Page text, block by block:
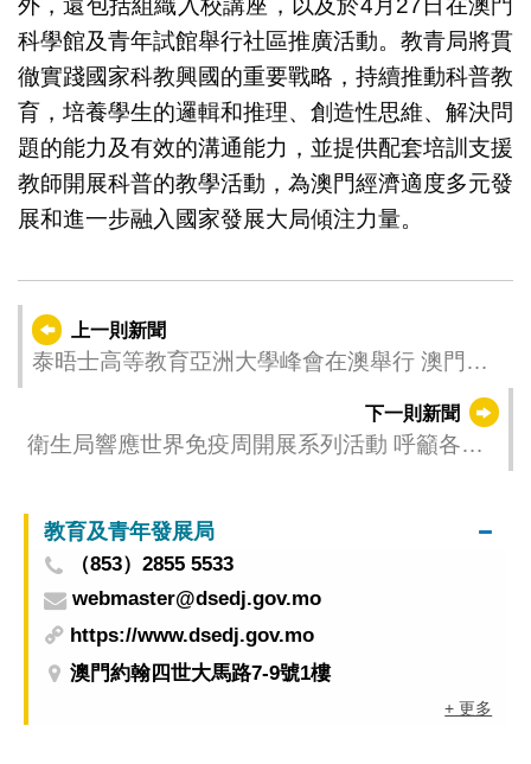
外，還包括組織入校講座，以及於4月27日在澳門
科學館及青年試館舉行社區推廣活動。教青局將貫
徹實踐國家科教興國的重要戰略，持續推動科普教
育，培養學生的邏輯和推理、創造性思維、解決問
題的能力及有效的溝通能力，並提供配套培訓支援
教師開展科普的教學活動，為澳門經濟適度多元發
展和進一步融入國家發展大局傾注力量。
上一則新聞
泰晤士高等教育亞洲大學峰會在澳舉行 澳門高
下一則新聞
衛生局響應世界免疫周開展系列活動 呼籲各年
教育及青年發展局
（853）2855 5533
webmaster@dsedj.gov.mo
https://www.dsedj.gov.mo
澳門約翰四世大馬路7-9號1樓
+ 更多